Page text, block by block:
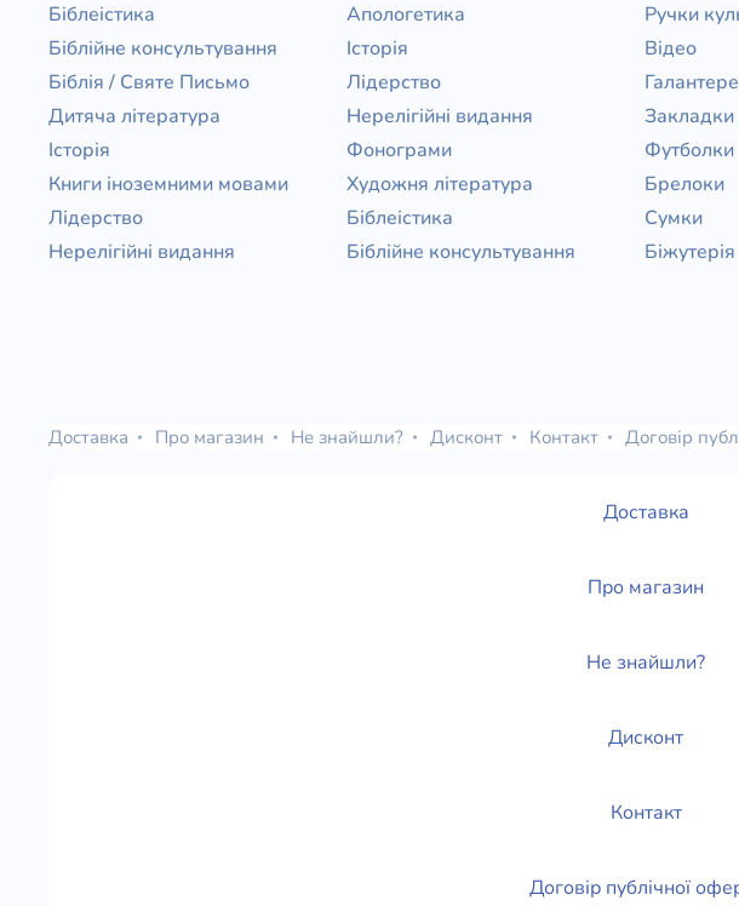
Біблеістика
Біблійне консультування
Біблія / Святе Письмо
Дитяча література
Історія
Книги іноземними мовами
Лідерство
Нерелігійні видання
Апологетика
Історія
Лідерство
Нерелігійні видання
Фонограми
Художня література
Біблеістика
Біблійне консультування
Ручки
Відео
Закладки
Футболки
Брелоки
Сумки
Біжутерія
Доставка Про магазин Не знайшли? Дисконт Контакт Договір
Доставка
Про магазин
Не знайшли?
Дисконт
Контакт
Договір публічної